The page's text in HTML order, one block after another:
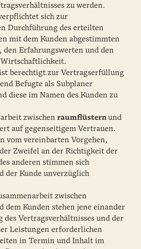
zu werden.
sich zur
Durchführung des erteilten
mit dem Kunden abgestimmten
Erfahrungswerten und den
berechtigt zur Vertragserfüllung
Befugte als Subplaner
diese im Namen des Kunden zu
zwischen raumflüsternund
auf gegenseitigem Vertrauen.
vom vereinbarten Vorgehen,
Zweifel an der Richtigkeit der
anderen stimmen sich
der Kunde unverzüglich
zwischen
dem Kunden stehen jene einander
des Vertragsverhältnisses und der
Leistungen erforderlichen
in Termin und Inhalt im